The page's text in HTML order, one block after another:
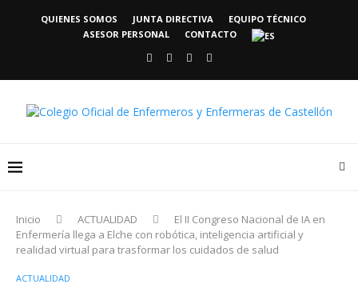
QUIENES SOMOS JUNTA DIRECTIVA
EQUIPO TÉCNICO
ASESOR PERSONAL
CONTACTO
Inicio ACTUALIDAD
El II Congreso Nacional de IA en
Enfermería llega a Elche con robótica, inteligencia artificial y
realidad virtual para trasformar los cuidados de salud
ACTUALIDAD